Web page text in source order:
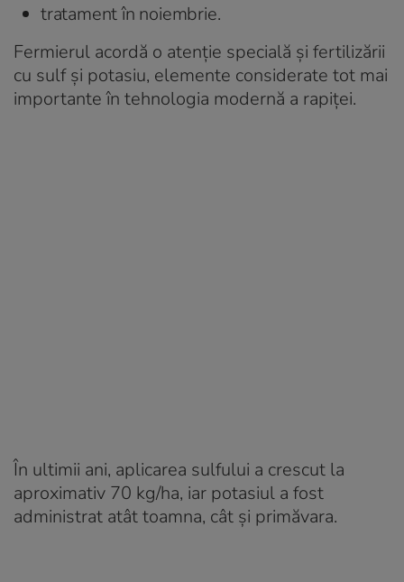
tratament în noiembrie.
Fermierul acordă o atenție specială și fertilizării
cu sulf și potasiu, elemente considerate tot mai
importante în tehnologia modernă a rapiței.
În ultimii ani, aplicarea sulfului a crescut la
aproximativ 70 kg/ha, iar potasiul a fost
administrat atât toamna, cât și primăvara.